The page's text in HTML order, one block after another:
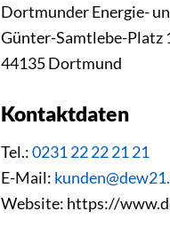
Dortmunder Energie-
Günter-Samtlebe-Platz
44135 Dortmund
Kontaktdaten
Tel.:0231 22 22 21 21
E-Mail:
Website: https://